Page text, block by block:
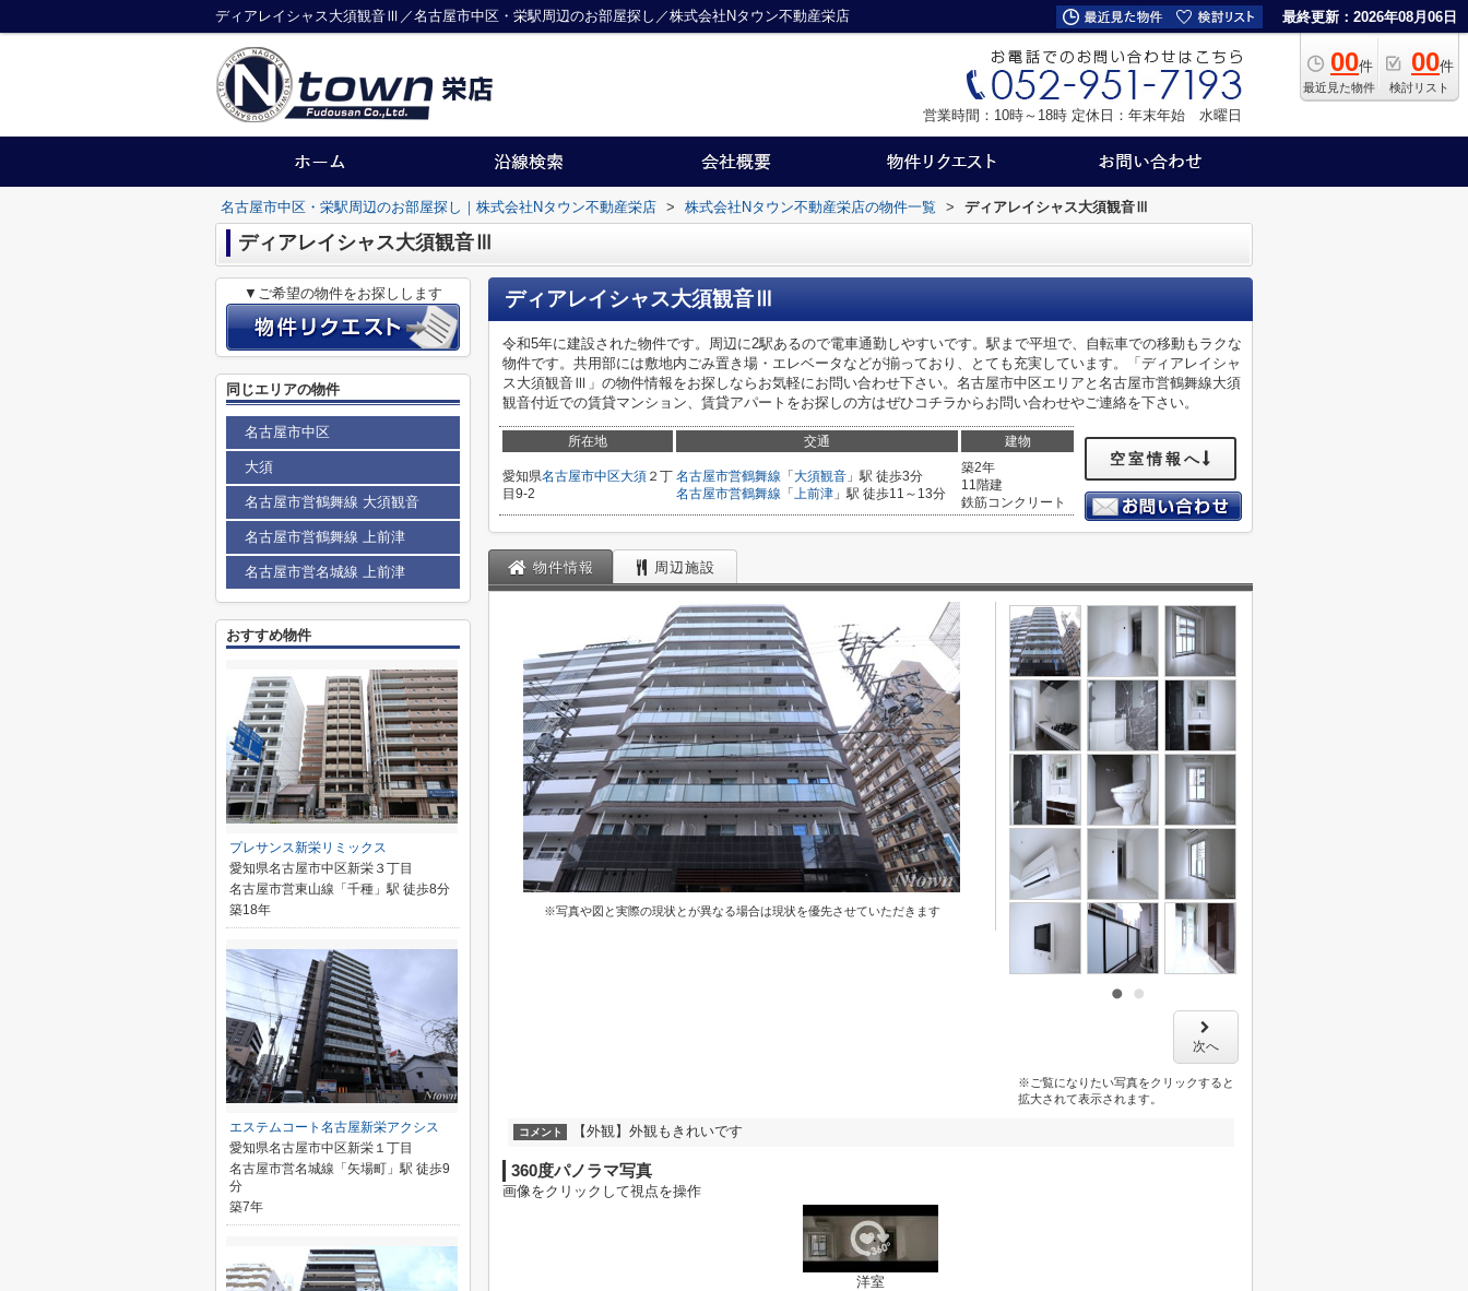
ディアレイシャス大須観音Ⅲ／名古屋市中区・栄駅周辺のお部屋探し／株式会社Nタウン不動産栄店 最終更新：2026年08月06日
00件
最近見た物件
00件
検討リスト
営業時間：10時～18時 定休日：年末年始 水曜日
名古屋市中区・栄駅周辺のお部屋探し｜株式会社Nタウン不動産栄店 > 株式会社Nタウン不動産栄店の物件一覧 > ディアレイシャス大須観音Ⅲ
ディアレイシャス大須観音Ⅲ
ディアレイシャス大須観音Ⅲ
令和5年に建設された物件です。周辺に2駅あるので電車通勤しやすいです。駅まで平坦で、自転車での移動もラクな
物件です。共用部には敷地内ごみ置き場・エレベータなどが揃っており、とても充実しています。「ディアレイシャ
ス大須観音Ⅲ」の物件情報をお探しならお気軽にお問い合わせ下さい。名古屋市中区エリアと名古屋市営鶴舞線大須
観音付近での賃貸マンション、賃貸アパートをお探しの方はぜひコチラからお問い合わせやご連絡を下さい。
所在地 交通 建物
愛知県名古屋市中区大須 ２丁
目9-2
名古屋市営鶴舞線 「 大須観音 」駅 徒歩3分
名古屋市営鶴舞線 「 上前津 」駅 徒歩11～13分
築2年
11階建
鉄筋コンクリート
空室情報へ
物件情報 周辺施設
※写真や図と実際の現状とが異なる場合は現状を優先させていただきます
次へ
※ご覧になりたい写真をクリックすると
拡大されて表示されます。
コメント 【外観】外観もきれいです
360度パノラマ写真
画像をクリックして視点を操作
洋室
▼ご希望の物件をお探しします
同じエリアの物件
名古屋市中区
大須
名古屋市営鶴舞線 大須観音
名古屋市営鶴舞線 上前津
名古屋市営名城線 上前津
おすすめ物件
プレサンス新栄リミックス
愛知県名古屋市中区新栄３丁目
名古屋市営東山線「千種」駅 徒歩8分
築18年
エステムコート名古屋新栄アクシス
愛知県名古屋市中区新栄１丁目
名古屋市営名城線「矢場町」駅 徒歩9
分
築7年